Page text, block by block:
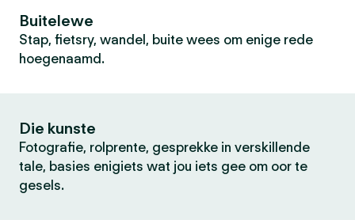
Buitelewe
Stap, fietsry, wandel, buite wees om enige rede
hoegenaamd.
Die kunste
Fotografie, rolprente, gesprekke in verskillende
tale, basies enigiets wat jou iets gee om oor te
gesels.